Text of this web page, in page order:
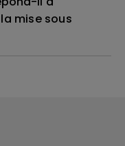
mise sous